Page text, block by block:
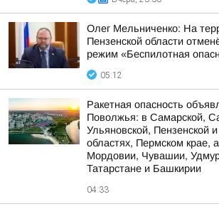
Олег Мельниченко: На
Пензенской области
режим «Беспилотная
05:12
Ракетная опасность
Поволжья: в Самарской,
Ульяновской, Пензенской
областях, Пермском крае,
Мордовии, Чувашии,
Татарстане и Башкирии
04:33